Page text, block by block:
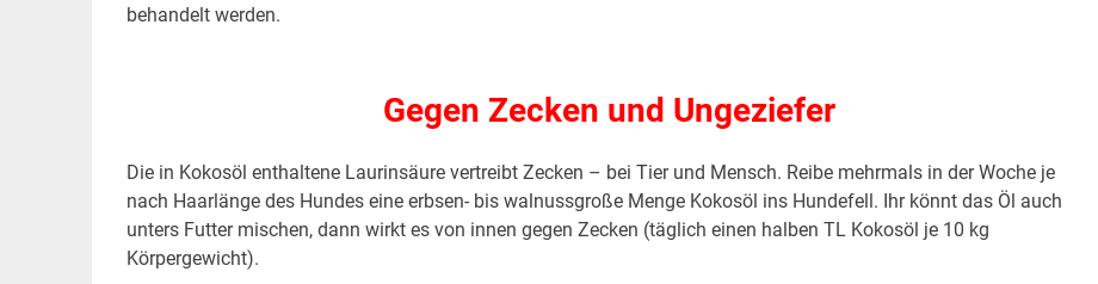
behandelt werden.
Gegen Zecken und Ungeziefer
Die in Kokosöl enthaltene Laurinsäure vertreibt Zecken – bei Tier und Mensch. Reibe mehrmals in der Woche je
nach Haarlänge des Hundes eine erbsen- bis walnussgroße Menge Kokosöl ins Hundefell. Ihr könnt das Öl auch
unters Futter mischen, dann wirkt es von innen gegen Zecken (täglich einen halben TL Kokosöl je 10 kg
Körpergewicht).